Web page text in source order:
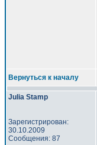
Вернуться к началу
Julia Stamp
Зарегистрирован:
30.10.2009
Сообщения: 87